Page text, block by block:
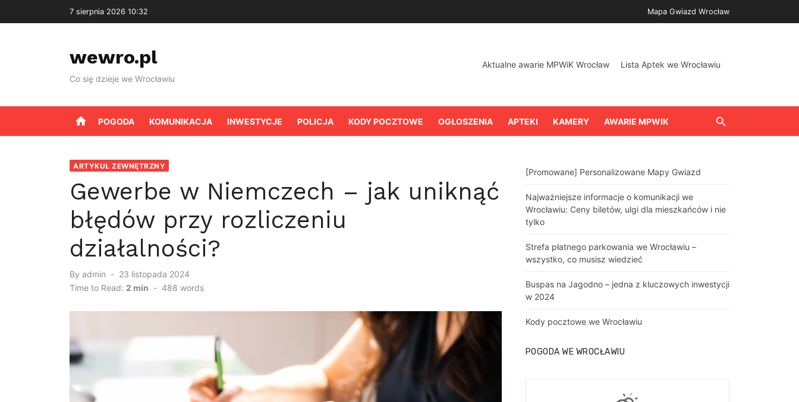
to
7 sierpnia 2026 10:32 Mapa Gwiazd Wrocław
wewro.pl
Co się dzieje we Wrocławiu
Aktualne awarie MPWiK Wrocław Lista Aptek we Wrocławiu
home POGODA KOMUNIKACJA INWESTYCJE POLICJA KODY POCZTOWE OGŁOSZENIA APTEKI KAMERY AWARIE MPWIK
ARTYKUŁ ZEWNĘTRZNY
Gewerbe w Niemczech – jak uniknąć
błędów przy rozliczeniu
działalności?
By admin
Posted
on
23 listopada 2024
Time to Read: 2 min - 488 words
[Promowane] Personalizowane Mapy Gwiazd
Najważniejsze informacje o komunikacji we
Wrocławiu: Ceny biletów, ulgi dla mieszkańców i nie
tylko
Strefa płatnego parkowania we Wrocławiu –
wszystko, co musisz wiedzieć
Buspas na Jagodno – jedna z kluczowych inwestycji
w 2024
Kody pocztowe we Wrocławiu
POGODA WE WROCŁAWIU